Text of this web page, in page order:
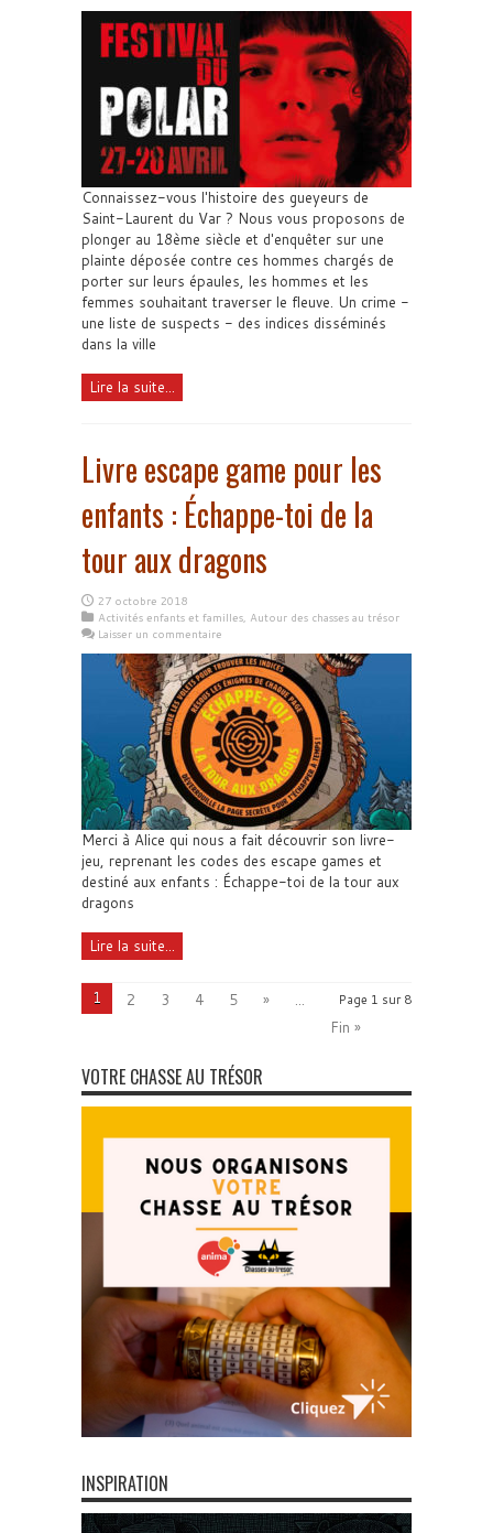
Connaissez-vous l'histoire des gueyeurs de
Saint-Laurent du Var ? Nous vous proposons de
plonger au 18ème siècle et d'enquêter sur une
plainte déposée contre ces hommes chargés de
porter sur leurs épaules, les hommes et les
femmes souhaitant traverser le fleuve. Un crime -
une liste de suspects - des indices disséminés
dans la ville
Lire la suite...
Livre escape game pour les
enfants : Échappe-toi de la
tour aux dragons
27 octobre 2018
Activités enfants et familles, Autour des chasses au trésor
Laisser un commentaire
Merci à Alice qui nous a fait découvrir son livre-
jeu, reprenant les codes des escape games et
destiné aux enfants : Échappe-toi de la tour aux
dragons
Lire la suite...
Page 1 sur 8
1 2 3 4 5 »
...
Fin »
VOTRE CHASSE AU TRÉSOR
INSPIRATION